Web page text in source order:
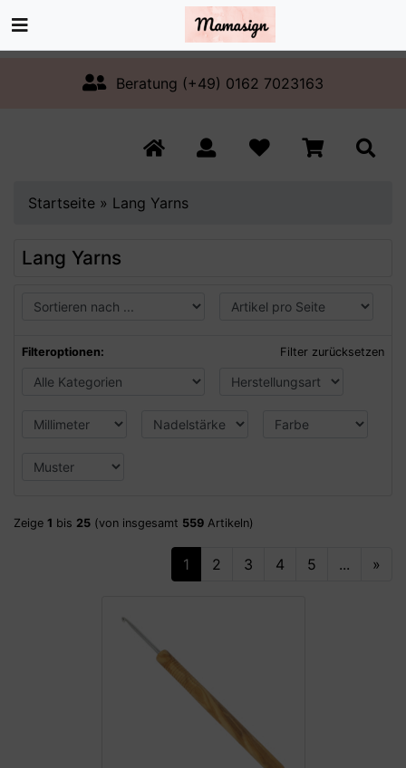
Beratung (+49) 0162 7023163
Startseite » Lang Yarns
Lang Yarns
Filteroptionen: Filter zurücksetzen
Zeige 1 bis 25 (von insgesamt 559 Artikeln)
1 2 3 4 5 ... »